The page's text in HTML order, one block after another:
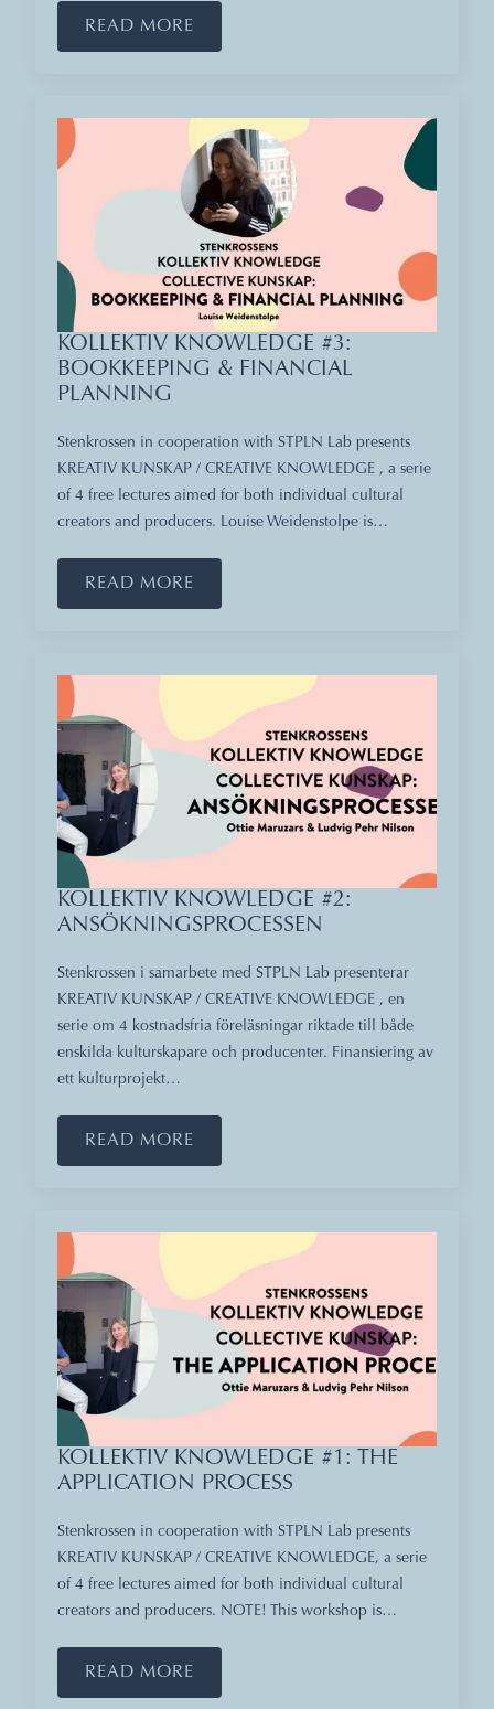
READ MORE
KOLLEKTIV KNOWLEDGE #3:
BOOKKEEPING & FINANCIAL
PLANNING
Stenkrossen in cooperation with STPLN Lab presents
KREATIV KUNSKAP / CREATIVE KNOWLEDGE , a serie
of 4 free lectures aimed for both individual cultural
creators and producers. Louise Weidenstolpe is…
READ MORE
KOLLEKTIV KNOWLEDGE #2:
ANSÖKNINGSPROCESSEN
Stenkrossen i samarbete med STPLN Lab presenterar
KREATIV KUNSKAP / CREATIVE KNOWLEDGE , en
serie om 4 kostnadsfria föreläsningar riktade till både
enskilda kulturskapare och producenter. Finansiering av
ett kulturprojekt…
READ MORE
KOLLEKTIV KNOWLEDGE #1: THE
APPLICATION PROCESS
Stenkrossen in cooperation with STPLN Lab presents
KREATIV KUNSKAP / CREATIVE KNOWLEDGE, a serie
of 4 free lectures aimed for both individual cultural
creators and producers. NOTE! This workshop is…
READ MORE